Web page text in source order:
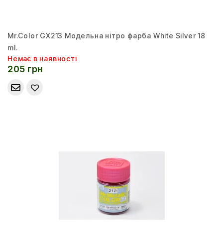
Mr.Color GX213 Модельна нітро фарба White Silver 18
ml.
Немає в наявності
205 грн